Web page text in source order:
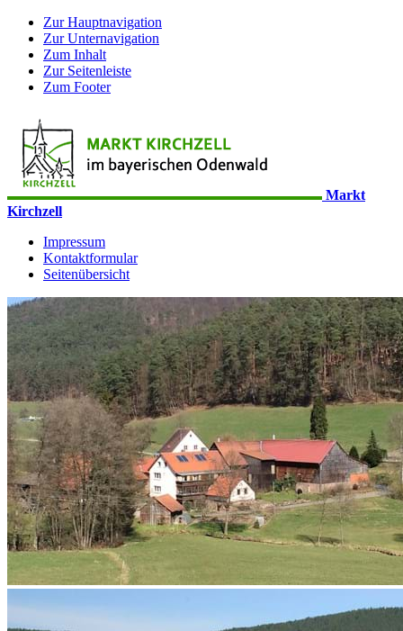
Zur Hauptnavigation
Zur Unternavigation
Zum Inhalt
Zur Seitenleiste
Zum Footer
Markt
Kirchzell
Impressum
Kontaktformular
Seitenübersicht